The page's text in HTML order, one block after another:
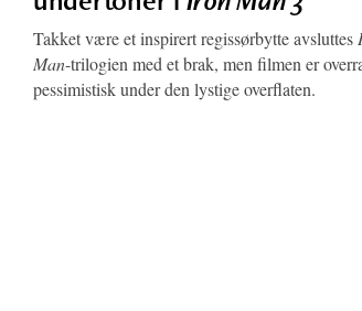
Takket være et inspirert regissørbytte avsluttes
Man-trilogien med et brak, men filmen er
pessimistisk under den lystige overflaten.